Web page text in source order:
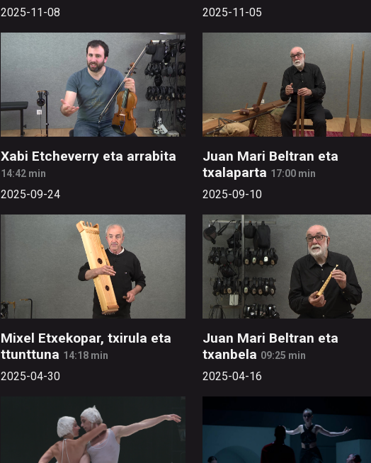
2025-11-08 2025-11-05
Xabi Etcheverry eta arrabita
14:42 min
2025-09-24
Juan Mari Beltran eta
txalaparta 17:00 min
2025-09-10
Mixel Etxekopar, txirula eta
ttunttuna 14:18 min
2025-04-30
Juan Mari Beltran eta
txanbela 09:25 min
2025-04-16